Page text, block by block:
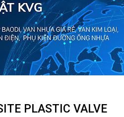
PLASTIC VALVE